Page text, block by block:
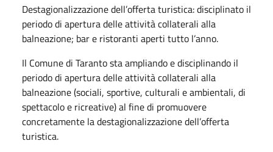
Destagionalizzazione dell’offerta turistica: disciplinato il
periodo di apertura delle attività collaterali alla
balneazione; bar e ristoranti aperti tutto l’anno.
Il Comune di Taranto sta ampliando e disciplinando il
periodo di apertura delle attività collaterali alla
balneazione (sociali, sportive, culturali e ambientali, di
spettacolo e ricreative) al fine di promuovere
concretamente la destagionalizzazione dell’offerta
turistica.